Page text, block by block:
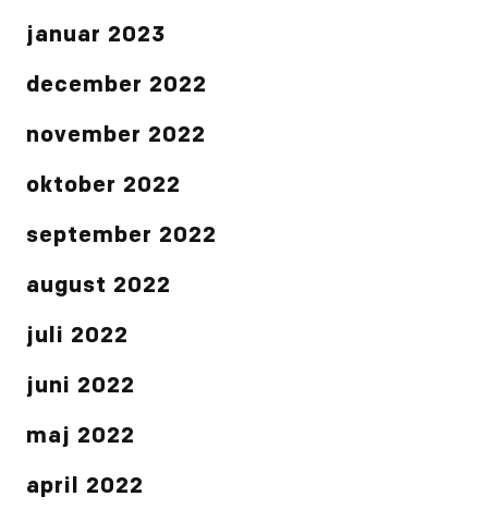
januar 2023
december 2022
november 2022
oktober 2022
september 2022
august 2022
juli 2022
juni 2022
maj 2022
april 2022